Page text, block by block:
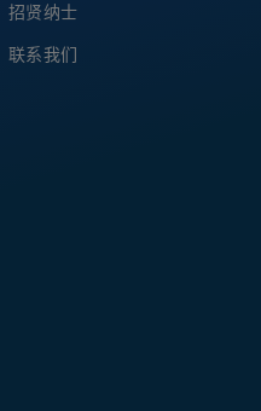
招贤纳士
联系我们